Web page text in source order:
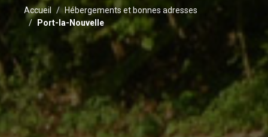
Accueil
Hébergements et bonnes adresses
Port-la-Nouvelle